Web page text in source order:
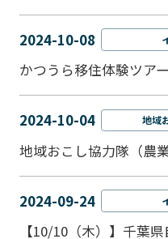
2024-10-08
かつうら移住体験ツア
2024-10-04 地域
地域おこし協⼒隊（農
2024-09-24
【10/10（木）】千葉